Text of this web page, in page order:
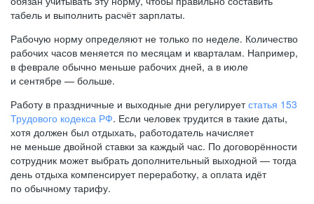
табель и выполнить расчёт зарплаты.
Рабочую норму определяют не только по неделе. Количество
рабочих часов меняется по месяцам и кварталам. Например,
в феврале обычно меньше рабочих дней, а в июле
и сентябре — больше.
Работу в праздничные и выходные дни регулируетстатья 153
Трудового кодекса РФ. Если человек трудится в такие даты,
хотя должен был отдыхать, работодатель начисляет
не меньше двойной ставки за каждый час. По договорённости
сотрудник может выбрать дополнительный выходной — тогда
день отдыха компенсирует переработку, а оплата идёт
по обычному тарифу.